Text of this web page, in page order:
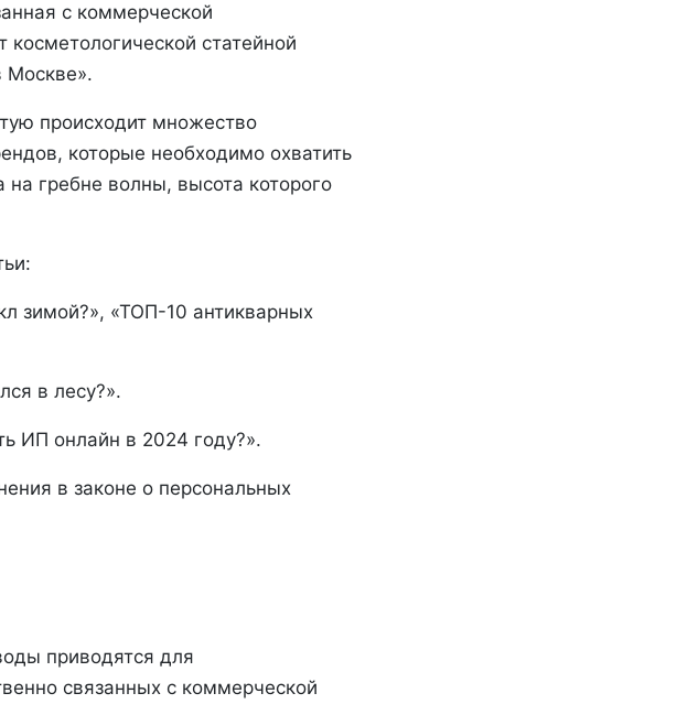
с коммерческой
статейной
Москве».
происходит множество
которые необходимо охватить
гребне волны, высота которого
зимой?», «ТОП-10 антикварных
в лесу?».
ИП онлайн в 2024 году?».
в законе о персональных
приводятся для
связанных с коммерческой